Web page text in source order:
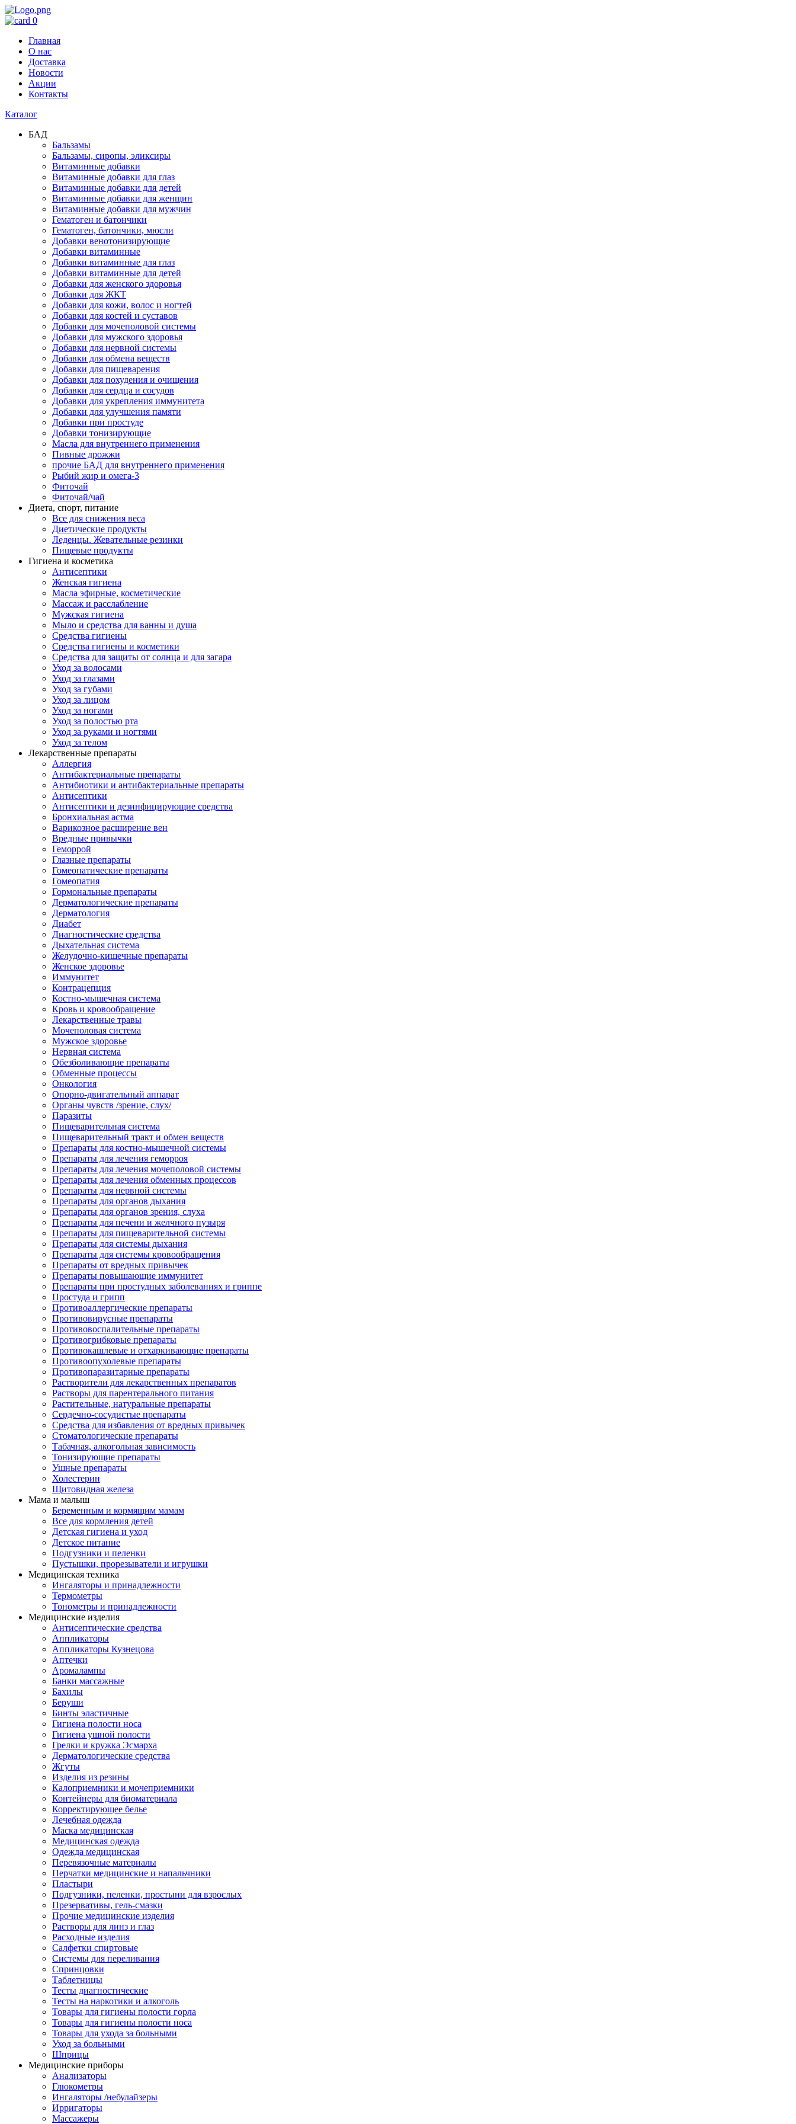
0
Главная
О нас
Доставка
Новости
Акции
Контакты
Каталог
БАД
Бальзамы
Бальзамы, сиропы, эликсиры
Витаминные добавки
Витаминные добавки для глаз
Витаминные добавки для детей
Витаминные добавки для женщин
Витаминные добавки для мужчин
Гематоген и батончики
Гематоген, батончики, мюсли
Добавки венотонизирующие
Добавки витаминные
Добавки витаминные для глаз
Добавки витаминные для детей
Добавки для женского здоровья
Добавки для ЖКТ
Добавки для кожи, волос и ногтей
Добавки для костей и суставов
Добавки для мочеполовой системы
Добавки для мужского здоровья
Добавки для нервной системы
Добавки для обмена веществ
Добавки для пищеварения
Добавки для похудения и очищения
Добавки для сердца и сосудов
Добавки для укрепления иммунитета
Добавки для улучшения памяти
Добавки при простуде
Добавки тонизирующие
Масла для внутреннего применения
Пивные дрожжи
прочие БАД для внутреннего применения
Рыбий жир и омега-3
Фиточай
Фиточай/чай
Диета, спорт, питание
Все для снижения веса
Диетические продукты
Леденцы. Жевательные резинки
Пищевые продукты
Гигиена и косметика
Антисептики
Женская гигиена
Масла эфирные, косметические
Массаж и расслабление
Мужская гигиена
Мыло и средства для ванны и душа
Средства гигиены
Средства гигиены и косметики
Средства для защиты от солнца и для загара
Уход за волосами
Уход за глазами
Уход за губами
Уход за лицом
Уход за ногами
Уход за полостью рта
Уход за руками и ногтями
Уход за телом
Лекарственные препараты
Аллергия
Антибактериальные препараты
Антибиотики и антибактериальные препараты
Антисептики
Антисептики и дезинфицирующие средства
Бронхиальная астма
Варикозное расширение вен
Вредные привычки
Геморрой
Глазные препараты
Гомеопатические препараты
Гомеопатия
Гормональные препараты
Дерматологические препараты
Дерматология
Диабет
Диагностические средства
Дыхательная система
Желудочно-кишечные препараты
Женское здоровье
Иммунитет
Контрацепция
Костно-мышечная система
Кровь и кровообращение
Лекарственные травы
Мочеполовая система
Мужское здоровье
Нервная система
Обезболивающие препараты
Обменные процессы
Онкология
Опорно-двигательный аппарат
Органы чувств /зрение, слух/
Паразиты
Пищеварительная система
Пищеварительный тракт и обмен веществ
Препараты для костно-мышечной системы
Препараты для лечения геморроя
Препараты для лечения мочеполовой системы
Препараты для лечения обменных процессов
Препараты для нервной системы
Препараты для органов дыхания
Препараты для органов зрения, слуха
Препараты для печени и желчного пузыря
Препараты для пищеварительной системы
Препараты для системы дыхания
Препараты для системы кровообращения
Препараты от вредных привычек
Препараты повышающие иммунитет
Препараты при простудных заболеваниях и гриппе
Простуда и грипп
Противоаллергические препараты
Противовирусные препараты
Противовоспалительные препараты
Противогрибковые препараты
Противокашлевые и отхаркивающие препараты
Противоопухолевые препараты
Противопаразитарные препараты
Растворители для лекарственных препаратов
Растворы для парентерального питания
Растительные, натуральные препараты
Сердечно-сосудистые препараты
Средства для избавления от вредных привычек
Стоматологические препараты
Табачная, алкогольная зависимость
Тонизирующие препараты
Ушные препараты
Холестерин
Щитовидная железа
Мама и малыш
Беременным и кормящим мамам
Все для кормления детей
Детская гигиена и уход
Детское питание
Подгузники и пеленки
Пустышки, прорезыватели и игрушки
Медицинская техника
Ингаляторы и принадлежности
Термометры
Тонометры и принадлежности
Медицинские изделия
Антисептические средства
Аппликаторы
Аппликаторы Кузнецова
Аптечки
Аромалампы
Банки массажные
Бахилы
Беруши
Бинты эластичные
Гигиена полости носа
Гигиена ушной полости
Грелки и кружка Эсмарха
Дерматологические средства
Жгуты
Изделия из резины
Калоприемники и мочеприемники
Контейнеры для биоматериала
Корректирующее белье
Лечебная одежда
Маска медицинская
Медицинская одежда
Одежда медицинская
Перевязочные материалы
Перчатки медицинские и напальчники
Пластыри
Подгузники, пеленки, простыни для взрослых
Презервативы, гель-смазки
Прочие медицинские изделия
Растворы для линз и глаз
Расходные изделия
Салфетки спиртовые
Системы для переливания
Спринцовки
Таблетницы
Тесты диагностические
Тесты на наркотики и алкоголь
Товары для гигиены полости горла
Товары для гигиены полости носа
Товары для ухода за больными
Уход за больными
Шприцы
Медицинские приборы
Анализаторы
Глюкометры
Ингаляторы /небулайзеры
Ирригаторы
Массажеры